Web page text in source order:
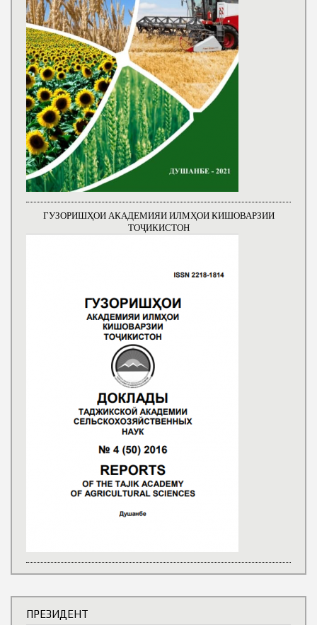
ГУЗОРИШҲОИ АКАДЕМИЯИ ИЛМҲОИ КИШОВАРЗИИ
ТОҶИКИСТОН
ПРЕЗИДЕНТ